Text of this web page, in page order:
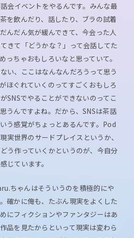
会イベントをやるんです。みんな最
を飲んだり、話したり、ブラの試着
んだん気が緩んできて、今会った人
きて「どうかな？」って会話してた
っちゃおもしろいなと思っていて。
い、ここはなんなんだろうって思う
ほぐれていくのってすごくおもしろ
SNSでやることができないのってこ
うんですよね。だから、SNSは茶話
う感覚がちょっとあるんです。Pod
実世界のサードプレイスというか、
う作っていくかというのが、今自分
じています。
ちゃんはそういうのを積極的にや
確かに俺も、たぶん現実をよくした
にフィクションやファンタジーはあ
品を見たからといって現実は変わら